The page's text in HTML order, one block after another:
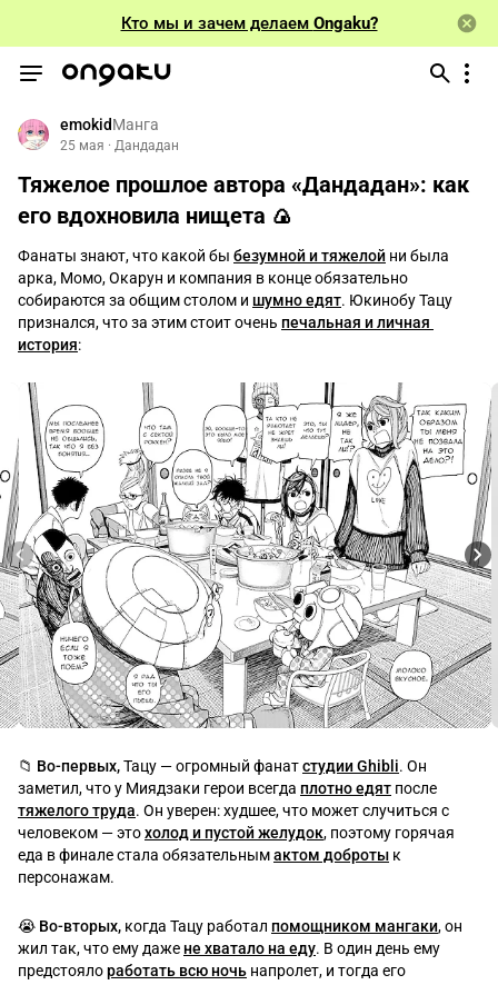
Кто мы и зачем делаем Ongaku?
emokidМанга
25 мая · Дандадан
Тяжелое прошлое автора «Дандадан»: как
его вдохновила нищета 🍙
Фанаты знают, что какой бы безумной и тяжелой ни была
арка, Момо, Окарун и компания в конце обязательно
собираются за общим столом и шумно едят. Юкинобу Тацу
признался, что за этим стоит очень печальная и личная
история:
📁 Во-первых, Тацу — огромный фанат студии Ghibli. Он
заметил, что у Миядзаки герои всегда плотно едят
тяжелого труда. Он уверен: худшее, что может случиться с
человеком — это холод и пустой желудок, поэтому горячая
еда в финале стала обязательным актом доброты к
персонажам.
😭 Во-вторых, когда Тацу работал помощником мангаки, он
жил так, что ему даже не хватало на еду. В один день ему
предстояло работать всю ночь